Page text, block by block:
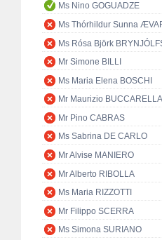
Ms Nino GOGUADZE
Ms Thórhildur Sunna
Ms Rósa Björk
Mr Simone BILLI
Ms Maria Elena BOSCHI
Mr Maurizio BUCCARELLA
Mr Pino CABRAS
Ms Sabrina DE CARLO
Mr Alvise MANIERO
Mr Alberto RIBOLLA
Ms Maria RIZZOTTI
Mr Filippo SCERRA
Ms Simona SURIANO